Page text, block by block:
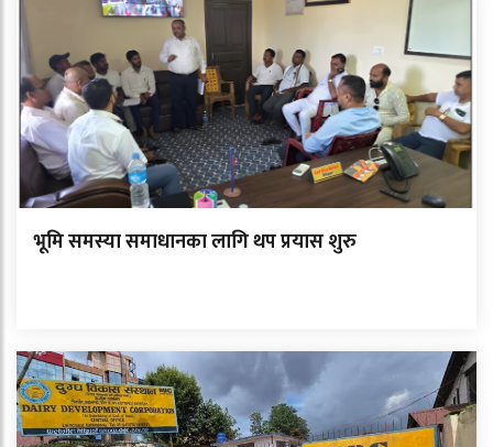
भूमि समस्या समाधानका लागि थप प्रयास शुरु